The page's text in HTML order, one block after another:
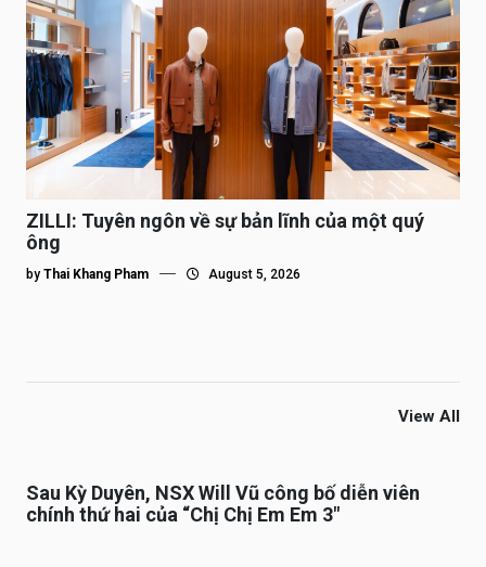
ZILLI: Tuyên ngôn về sự bản lĩnh của một quý
ông
by Thai Khang Pham August 5, 2026
View All
Sau Kỳ Duyên, NSX Will Vũ công bố diễn viên
chính thứ hai của “Chị Chị Em Em 3″